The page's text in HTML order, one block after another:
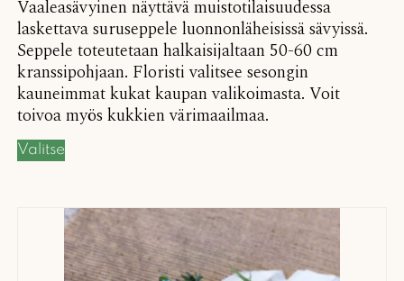
Vaaleasävyinen näyttävä muistotilaisuudessa
laskettava suruseppele luonnonläheisissä sävyissä.
Seppele toteutetaan halkaisijaltaan 50-60 cm
kranssipohjaan. Floristi valitsee sesongin
kauneimmat kukat kaupan valikoimasta. Voit
toivoa myös kukkien värimaailmaa.
Valitse